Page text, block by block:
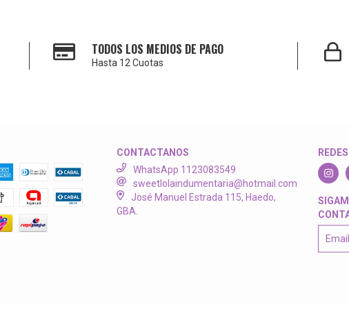
TODOS LOS MEDIOS DE PAGO
Hasta 12 Cuotas
CONTACTANOS
WhatsApp 1123083549
sweetlolaindumentaria@hotmail.com
José Manuel Estrada 115, Haedo,
GBA.